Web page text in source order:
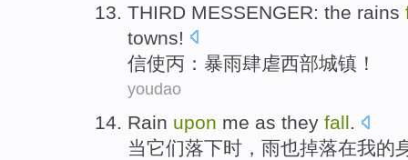
THIRD MESSENGER: the rains
towns!
信使丙： 暴雨肆虐西部城镇！
youdao
Rain upon me as they fall.
当它们落下时， 雨也掉落在我的